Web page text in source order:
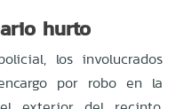
hurto
los involucrados
por robo en la